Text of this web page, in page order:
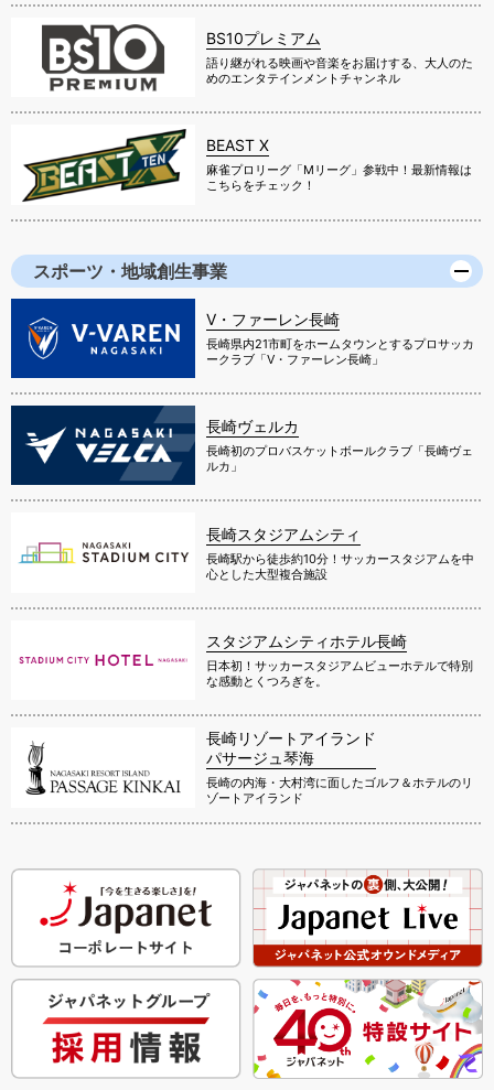
BS10プレミアム
語り継がれる映画や音楽をお届けする、大人のた
めのエンタテインメントチャンネル
BEAST X
麻雀プロリーグ「Mリーグ」参戦中！最新情報は
こちらをチェック！
スポーツ・地域創生事業
V・ファーレン長崎
長崎県内21市町をホームタウンとするプロサッカ
ークラブ「V・ファーレン長崎」
長崎ヴェルカ
長崎初のプロバスケットボールクラブ「長崎ヴェ
ルカ」
長崎スタジアムシティ
長崎駅から徒歩約10分！サッカースタジアムを中
心とした大型複合施設
スタジアムシティホテル長崎
日本初！サッカースタジアムビューホテルで特別
な感動とくつろぎを。
長崎リゾートアイランド
パサージュ琴海
長崎の内海・大村湾に面したゴルフ＆ホテルのリ
ゾートアイランド